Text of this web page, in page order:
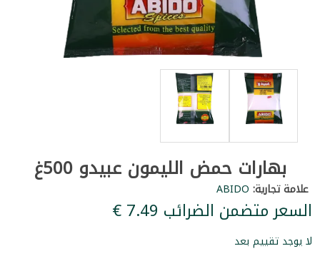
بهارات حمض الليمون عبيدو 500غ
علامة تجارية: ABIDO
السعر متضمن الضرائب ‏7.49 €
لا يوجد تقييم بعد